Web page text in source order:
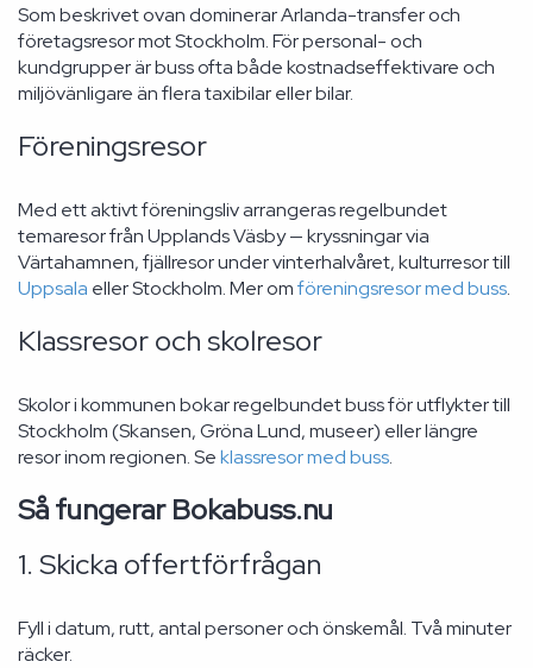
Som beskrivet ovan dominerar Arlanda-transfer och
företagsresor mot Stockholm. För personal- och
kundgrupper är buss ofta både kostnadseffektivare och
miljövänligare än flera taxibilar eller bilar.
Föreningsresor
Med ett aktivt föreningsliv arrangeras regelbundet
temaresor från Upplands Väsby — kryssningar via
Värtahamnen, fjällresor under vinterhalvåret, kulturresor till
Uppsala eller Stockholm. Mer omföreningsresor med buss.
Klassresor och skolresor
Skolor i kommunen bokar regelbundet buss för utflykter till
Stockholm (Skansen, Gröna Lund, museer) eller längre
resor inom regionen. Seklassresor med buss.
Så fungerar Bokabuss.nu
1. Skicka offertförfrågan
Fyll i datum, rutt, antal personer och önskemål. Två minuter
räcker.